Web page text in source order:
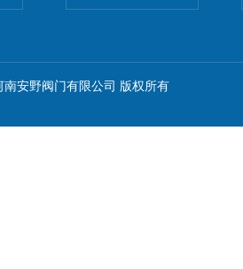
安野阀门有限公司 版权所有